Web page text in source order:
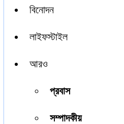
বিনোদন
লাইফস্টাইল
আরও
প্রবাস
সম্পাদকীয়